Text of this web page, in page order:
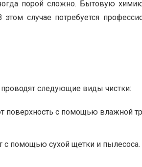
порой сложно. Бытовую
случае потребуется
следующие виды чистки:
с помощью влажной
с помощью сухой щетки и